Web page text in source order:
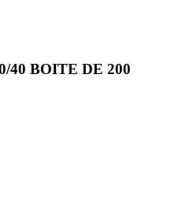
40 BOITE DE 200